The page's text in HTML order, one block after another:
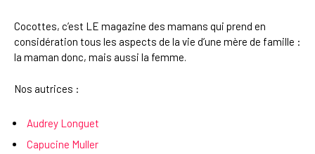
Cocottes, c’est LE magazine des mamans qui prend en
considération tous les aspects de la vie d’une mère de famille :
la maman donc, mais aussi la femme.
Nos autrices :
Audrey Longuet
Capucine Muller